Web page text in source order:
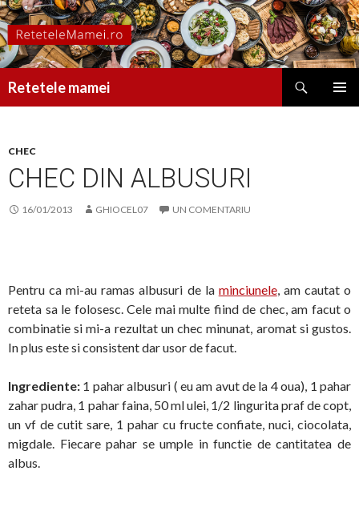
Retetele mamei
CHEC
CHEC DIN ALBUSURI
16/01/2013 GHIOCEL07 UN COMENTARIU
Pentru ca mi-au ramas albusuri de la minciunele, am cautat o
reteta sa le folosesc. Cele mai multe fiind de chec, am facut o
combinatie si mi-a rezultat un chec minunat, aromat si gustos.
In plus este si consistent dar usor de facut.
Ingrediente: 1 pahar albusuri ( eu am avut de la 4 oua), 1 pahar
zahar pudra, 1 pahar faina, 50 ml ulei, 1/2 lingurita praf de copt,
un vf de cutit sare, 1 pahar cu fructe confiate, nuci, ciocolata,
migdale. Fiecare pahar se umple in functie de cantitatea de
albus.